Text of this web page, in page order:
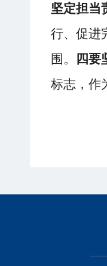
坚定担当
行、促进
围。
四要
标志，作